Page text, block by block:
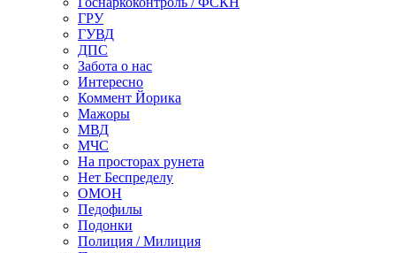
ГРУ
ГУВД
ДПС
Забота о нас
Интересно
Коммент Йорика
Мажоры
МВД
МЧС
На просторах рунета
Нет Беспределу
ОМОН
Педофилы
Подонки
Полиция / Милиция